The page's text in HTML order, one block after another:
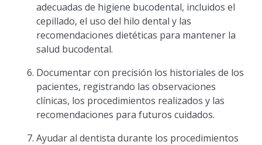
adecuadas de higiene bucodental, incluidos el
cepillado, el uso del hilo dental y las
recomendaciones dietéticas para mantener la
salud bucodental.
Documentar con precisión los historiales de los
pacientes, registrando las observaciones
clínicas, los procedimientos realizados y las
recomendaciones para futuros cuidados.
Ayudar al dentista durante los procedimientos